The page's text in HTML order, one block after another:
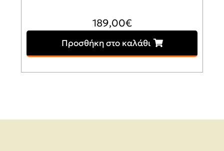
189,00€
Προσθήκη στο καλάθι